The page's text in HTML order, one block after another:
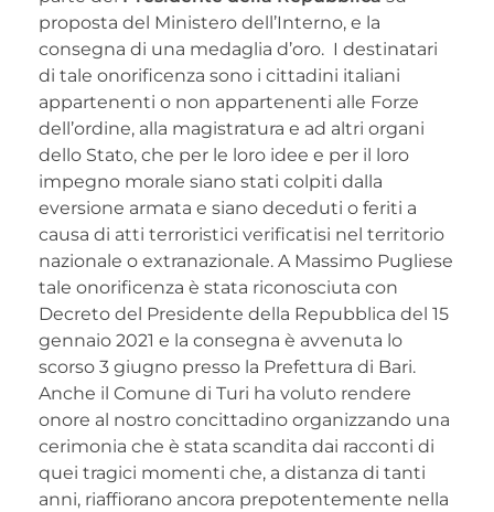
proposta del Ministero dell’Interno, e la
consegna di una medaglia d’oro. I destinatari
di tale onorificenza sono i cittadini italiani
appartenenti o non appartenenti alle Forze
dell’ordine, alla magistratura e ad altri organi
dello Stato, che per le loro idee e per il loro
impegno morale siano stati colpiti dalla
eversione armata e siano deceduti o feriti a
causa di atti terroristici verificatisi nel territorio
nazionale o extranazionale. A Massimo Pugliese
tale onorificenza è stata riconosciuta con
Decreto del Presidente della Repubblica del 15
gennaio 2021 e la consegna è avvenuta lo
scorso 3 giugno presso la Prefettura di Bari.
Anche il Comune di Turi ha voluto rendere
onore al nostro concittadino organizzando una
cerimonia che è stata scandita dai racconti di
quei tragici momenti che, a distanza di tanti
anni, riaffiorano ancora prepotentemente nella